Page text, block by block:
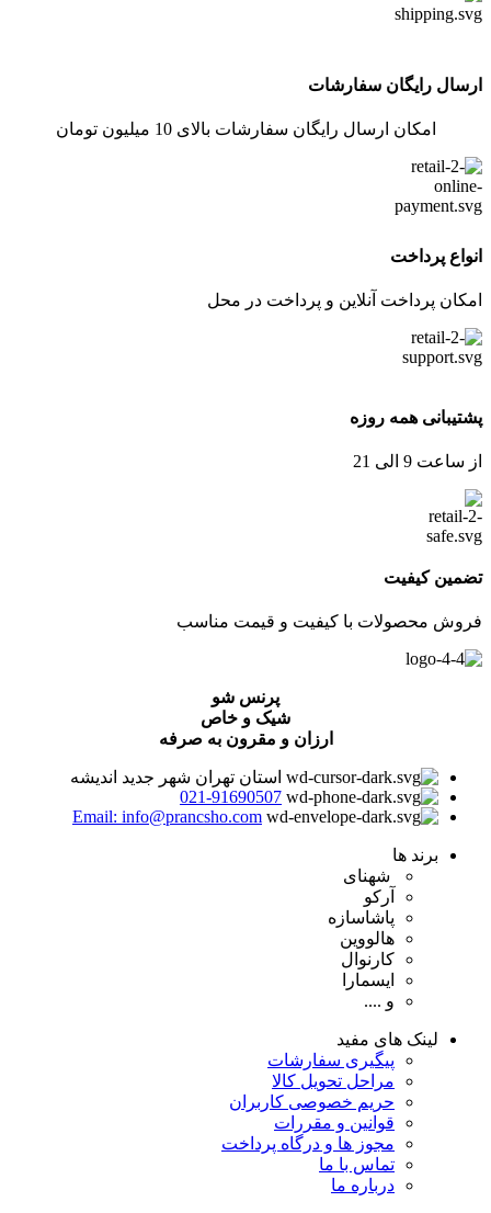
ارسال رایگان سفارشات
امکان ارسال رایگان سفارشات بالای 10 میلیون تومان
انواع پرداخت
امکان پرداخت آنلاین و پرداخت در محل
پشتیبانی همه روزه
از ساعت 9 الی 21
تضمین کیفیت
فروش محصولات با کیفیت و قیمت مناسب
پرنس شو
شیک و خاص
ارزان و مقرون به صرفه
استان تهران شهر جدید اندیشه
021-91690507
Email: info@prancsho.com
برند ها
شهنای
آرکو
پاشاسازه
هالووین
کارنوال
ایسمارا
و ....
لینک های مفید
پیگیری سفارشات
مراحل تحویل کالا
حریم خصوصی کاربران
قوانین و مقررات
مجوز ها و درگاه پرداخت
تماس با ما
درباره ما